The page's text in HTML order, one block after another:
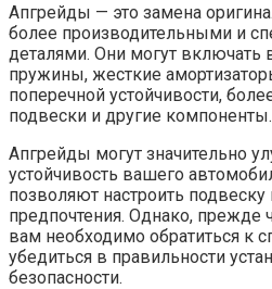
Апгрейды — это замена
более производительными и
деталями. Они могут включать
пружины, жесткие
поперечной устойчивости,
подвески и другие компоненты.
Апгрейды могут значительно
устойчивость вашего
позволяют настроить
предпочтения. Однако, прежде
вам необходимо обратиться к
убедиться в правильности
безопасности.